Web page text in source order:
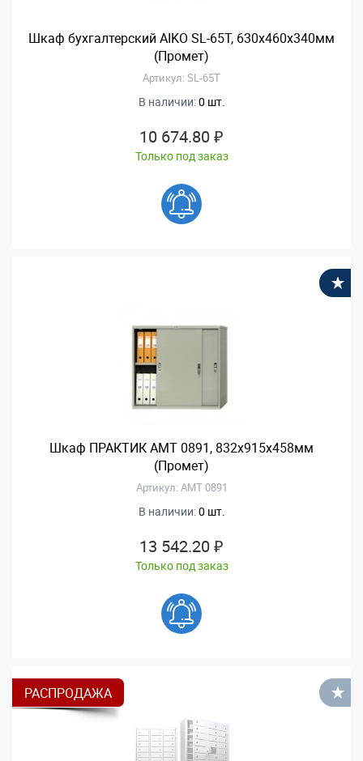
Шкаф бухгалтерский AIKO SL-65T, 630x460x340мм
(Промет)
Артикул: SL-65T
В наличии:0 шт.
10 674.80 ₽
Только под заказ
Шкаф ПРАКТИК АМТ 0891, 832x915x458мм
(Промет)
Артикул: АМТ 0891
В наличии:0 шт.
13 542.20 ₽
Только под заказ
РАСПРОДАЖА